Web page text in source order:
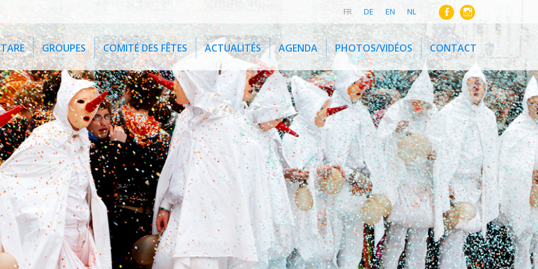
FR DE EN NL
GROUPES COMITÉ DES FÊTES ACTUALITÉS AGENDA PHOTOS/VIDÉOS CONTACT